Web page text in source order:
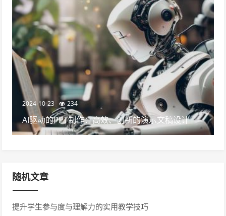
2024-10-23 234
AI驱动的PPT制作：高效、创新的演示文稿设计
随机文章
提升学生参与度与理解力的实用教学技巧